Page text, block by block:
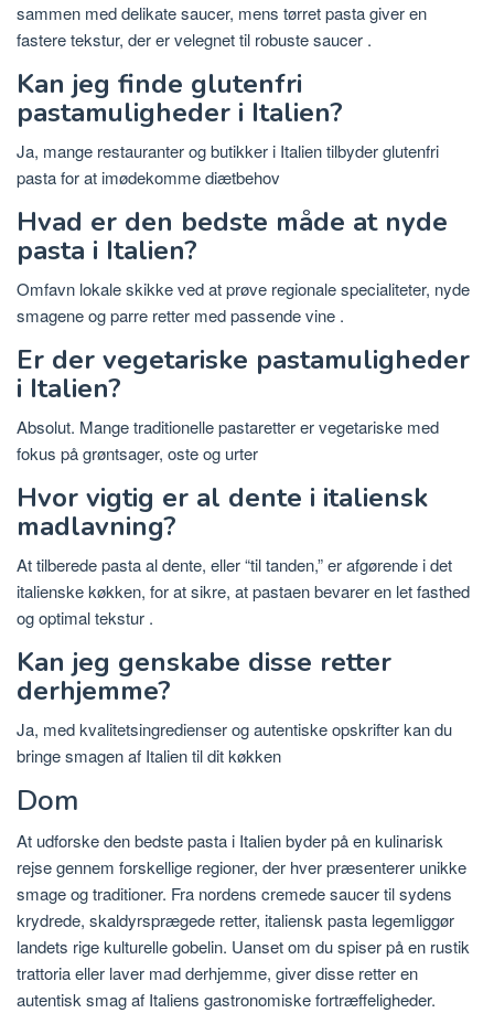
sammen med delikate saucer, mens tørret pasta giver en
fastere tekstur, der er velegnet til robuste saucer .
Kan jeg finde glutenfri
pastamuligheder i Italien?
Ja, mange restauranter og butikker i Italien tilbyder glutenfri
pasta for at imødekommediætbehov
Hvad er den bedste måde at nyde
pasta i Italien?
Omfavn lokale skikke ved at prøve regionale specialiteter, nyde
smagene og parre retter med passende vine .
Er der vegetariske pastamuligheder
i Italien?
Absolut. Mange traditionelle pastaretter er vegetariske med
fokus på grøntsager, oste og urter
Hvor vigtig er al dente i italiensk
madlavning?
At tilberede pasta al dente, eller “til tanden,” er afgørende i det
italienske køkken, for at sikre, at pastaen bevarer en let fasthed
og optimal tekstur .
Kan jeg genskabe disse retter
derhjemme?
Ja, med kvalitetsingredienser og autentiske opskrifter kan du
bringe smagen af ​​Italien til ditkøkken
Dom
At udforske den bedste pasta i Italien byder på en kulinarisk
rejse gennem forskellige regioner, der hver præsenterer unikke
smage og traditioner. Fra nordens cremede saucer til sydens
krydrede, skaldyrsprægede retter, italiensk pasta legemliggør
landets rige kulturelle gobelin. Uanset om du spiser på en rustik
trattoria eller laver mad derhjemme, giver disse retter en
autentisk smag af Italiens gastronomiske fortræffeligheder.